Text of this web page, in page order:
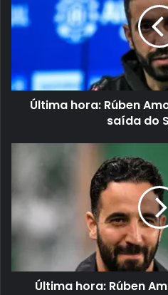
Última hora: Rúben
saída do
Última hora: Rúben